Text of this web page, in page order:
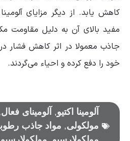
کاهش یابد. از دیگر مزایای
مفید بالای آن به دلیل مقاومت
خود را دفع کرده و احیاء می‌گردند.
آلومینا اکتیو, آلومینای فعال
مولکولی, مواد جاذب